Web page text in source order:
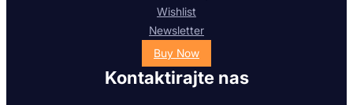
Wishlist
Newsletter
Buy Now
Kontaktirajte nas